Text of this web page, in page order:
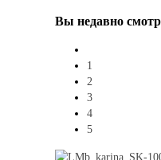
Вы недавно
1
2
3
4
5